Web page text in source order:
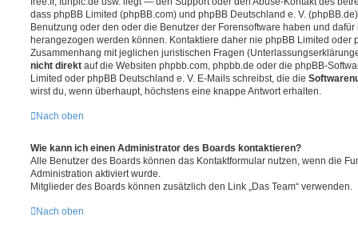
dass phpBB Limited (phpBB.com) und phpBB Deutschland e. V.
Benutzung oder den oder die Benutzer der Forensoftware haben und
herangezogen werden können. Kontaktiere daher nie phpBB Limited oder
Zusammenhang mit jeglichen juristischen Fragen
nicht direkt auf die Websiten phpbb.com, phpbb.de oder die phpBB-
Limited oder phpBB Deutschland e. V. E-Mails schreibst, die die
wirst du, wenn überhaupt, höchstens eine knappe Antwort erhalten.
Nach oben
Wie kann ich einen Administrator des Boards kontaktieren?
Alle Benutzer des Boards können das Kontaktformular nutzen, wenn die
Administration aktiviert wurde.
Mitglieder des Boards können zusätzlich den Link „Das Team“ verwenden.
Nach oben